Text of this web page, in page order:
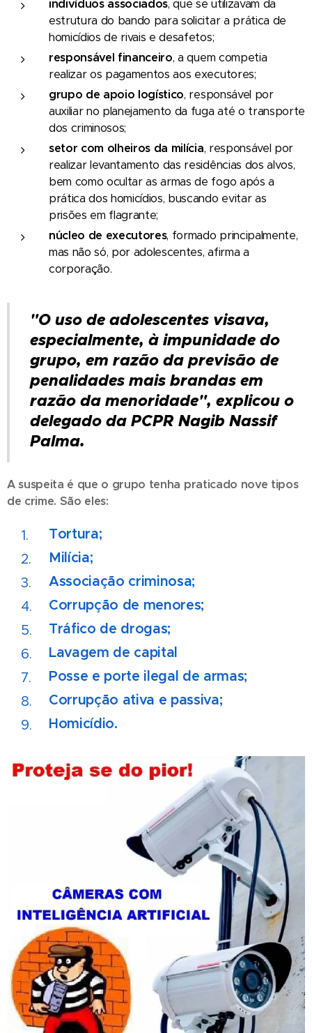
indivíduos associados, que se utilizavam da
estrutura do bando para solicitar a prática de
homicídios de rivais e desafetos;
responsável financeiro, a quem competia
realizar os pagamentos aos executores;
grupo de apoio logístico, responsável por
auxiliar no planejamento da fuga até o transporte
dos criminosos;
setor com olheiros da milícia, responsável por
realizar levantamento das residências dos alvos,
bem como ocultar as armas de fogo após a
prática dos homicídios, buscando evitar as
prisões em flagrante;
núcleo de executores, formado principalmente,
mas não só, por adolescentes, afirma a
corporação.
"O uso de adolescentes visava,
especialmente, à impunidade do
grupo, em razão da previsão de
penalidades mais brandas em
razão da menoridade", explicou o
delegado da PCPR Nagib Nassif
Palma.
A suspeita é que o grupo tenha praticado nove tipos
de crime. São eles:
Tortura;
Milícia;
Associação criminosa;
Corrupção de menores;
Tráfico de drogas;
Lavagem de capital
Posse e porte ilegal de armas;
Corrupção ativa e passiva;
Homicídio.